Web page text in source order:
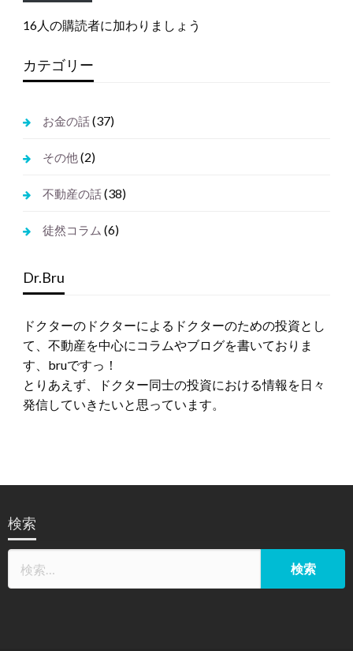
レ
16人の購読者に加わりましょう
カテゴリー
お金の話(37)
その他(2)
不動産の話(38)
徒然コラム (6)
Dr.Bru
ドクターのドクターによるドクターのための投資とし
て、不動産を中心にコラムやブログを書いておりま
す、bruですっ！
とりあえず、ドクター同士の投資における情報を日々
発信していきたいと思っています。
検索